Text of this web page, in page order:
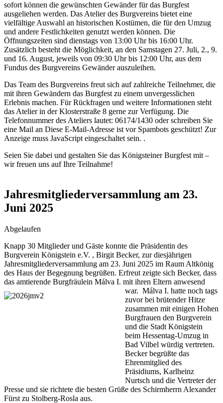
sofort können die gewünschten Gewänder für das Burgfest
ausgeliehen werden. Das Atelier des Burgvereins bietet eine
vielfältige Auswahl an historischen Kostümen, die für den Umzug
und andere Festlichkeiten genutzt werden können. Die
Öffnungszeiten sind dienstags von 13:00 Uhr bis 16:00 Uhr.
Zusätzlich besteht die Möglichkeit, an den Samstagen 27. Juli, 2., 9.
und 16. August, jeweils von 09:30 Uhr bis 12:00 Uhr, aus dem
Fundus des Burgvereins Gewänder auszuleihen.
Das Team des Burgvereins freut sich auf zahlreiche Teilnehmer, die
mit ihren Gewändern das Burgfest zu einem unvergesslichen
Erlebnis machen. Für Rückfragen und weitere Informationen steht
das Atelier in der Klosterstraße 8 gerne zur Verfügung. Die
Telefonnummer des Ateliers lautet: 06174/1430 oder schreiben Sie
eine Mail an Diese E-Mail-Adresse ist vor Spambots geschützt! Zur
Anzeige muss JavaScript eingeschaltet sein. .
Seien Sie dabei und gestalten Sie das Königsteiner Burgfest mit –
wir freuen uns auf Ihre Teilnahme!
Jahresmitgliederversammlung am 23.
Juni 2025
Abgelaufen
Knapp 30 Mitglieder und Gäste konnte die Präsidentin des
Burgverein Königstein e.V. , Birgit Becker, zur diesjährigen
Jahresmitgliederversammlung am 23. Juni 2025 im Raum Altkönig
des Haus der Begegnung begrüßen. Erfreut zeigte sich Becker, dass
das amtierende Burgfräulein Málva I. mit ihren Eltern anwesend
war. Málva I. hatte noch tags
zuvor bei brütender Hitze
zusammen mit einigen Hohen
Burgfrauen den Burgverein
und die Stadt Königstein
beim Hessentag-Umzug in
Bad Vilbel würdig vertreten.
Becker begrüßte das
Ehrenmitglied des
Präsidiums, Karlheinz
Nurtsch und die Vertreter der
Presse und sie richtete die besten Grüße des Schirmherrn Alexander
Fürst zu Stolberg-Rosla aus.